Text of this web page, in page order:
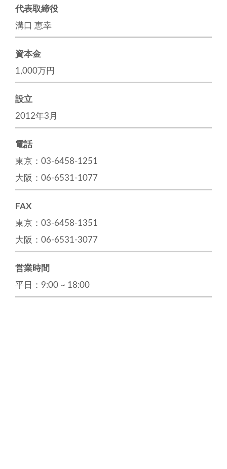
代表取締役
溝口 恵幸
資本金
1,000万円
設立
2012年3月
電話
東京：03-6458-1251
大阪：06-6531-1077
FAX
東京：03-6458-1351
大阪：06-6531-3077
営業時間
平日：9:00 ~ 18:00